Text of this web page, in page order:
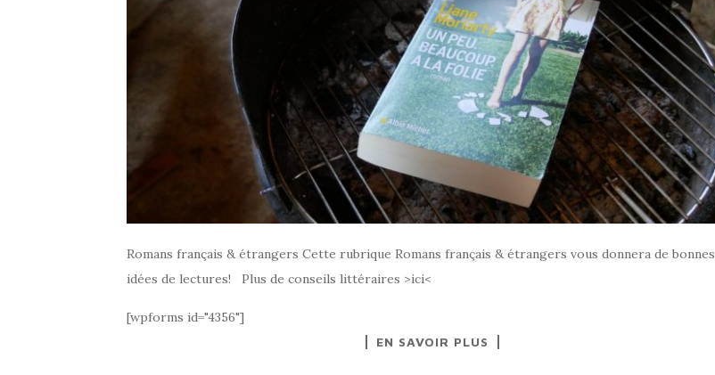
Romans français & étrangers Cette rubrique Romans français & étrangers vous donnera de bonnes
idées de lectures! Plus de conseils littéraires >ici<
[wpforms id="4356"]
EN SAVOIR PLUS